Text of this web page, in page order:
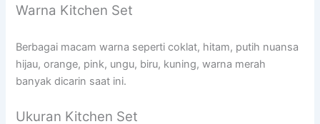
Warna Kitchen Set
Berbagai macam warna seperti coklat, hitam, putih nuansa
hijau, orange, pink, ungu, biru, kuning, warna merah
banyak dicarin saat ini.
Ukuran Kitchen Set